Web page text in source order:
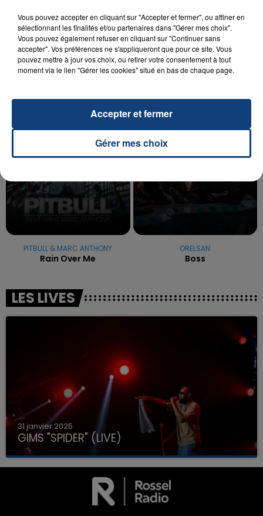
20 juillet 2026
UNE ADOLESCENTE DEVANT SE FAIRE
OPÉRER DE LA CHEVILLE RESSORT DE LA...
La famille a porté plainte contre la clinique qui a
reconnu sa responsabilité et présenté ses
PITBULL & MARC ANTHONY
Rain Over Me
ORELSAN
Boss
LES LIVES
31 janvier 2025
GIMS "SPIDER" (LIVE)
Vous pouvez accepter en cliquant sur "Accepter et fermer", ou affiner en
sélectionnant les finalités et/ou partenaires dans "Gérer mes choix".
Vous pouvez également refuser en cliquant sur "Continuer sans
accepter". Vos préférences ne s'appliqueront que pour ce site. Vous
pouvez mettre à jour vos choix, ou retirer votre consentement à tout
moment via le lien "Gérer les cookies" situé en bas de chaque page.
Gérer mes choix
Accepter et fermer